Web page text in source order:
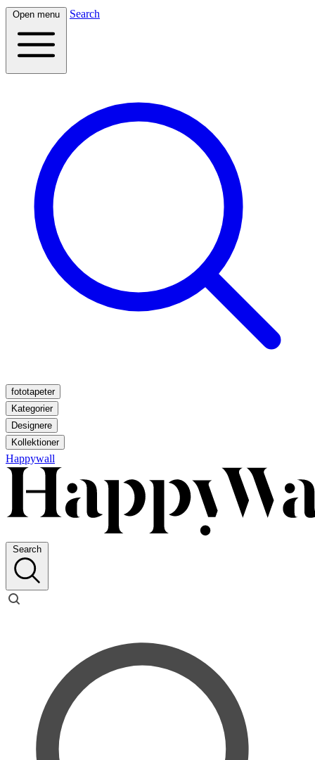
Open menu Search
fototapeter
Kategorier
Designere
Kollektioner
Happywall
Search